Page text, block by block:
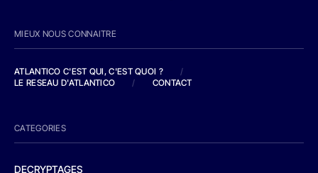
MIEUX NOUS CONNAITRE
ATLANTICO C'EST QUI, C'EST QUOI ?
/
LE RESEAU D'ATLANTICO
/ CONTACT
CATEGORIES
DECRYPTAGES